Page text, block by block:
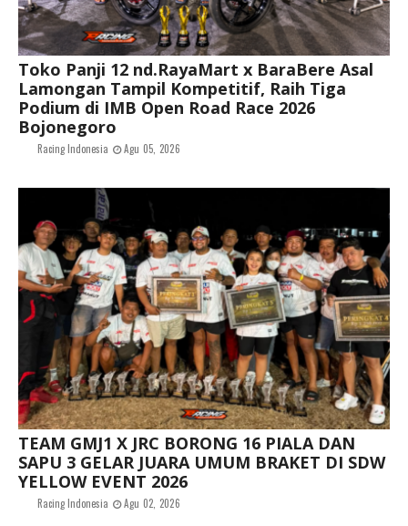
Toko Panji 12 nd.RayaMart x BaraBere Asal
Lamongan Tampil Kompetitif, Raih Tiga
Podium di IMB Open Road Race 2026
Bojonegoro
Racing Indonesia Agu 05, 2026
TEAM GMJ1 X JRC BORONG 16 PIALA DAN
SAPU 3 GELAR JUARA UMUM BRAKET DI SDW
YELLOW EVENT 2026
Racing Indonesia Agu 02, 2026